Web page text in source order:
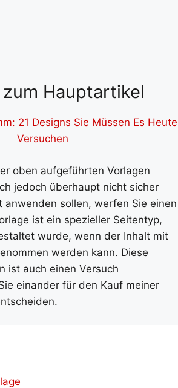
Hauptartikel
21 Designs Sie Müssen Es Heute
Versuchen
oben aufgeführten Vorlagen
jedoch überhaupt nicht sicher
anwenden sollen, werfen Sie einen
ist ein spezieller Seitentyp,
wurde, wenn der Inhalt mit
werden kann. Diese
ist auch einen Versuch
einander für den Kauf meiner